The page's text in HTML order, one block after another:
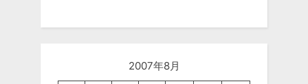
2007年8月